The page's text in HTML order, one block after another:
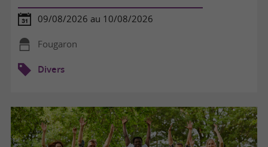
09/08/2026 au 10/08/2026
Fougaron
Divers